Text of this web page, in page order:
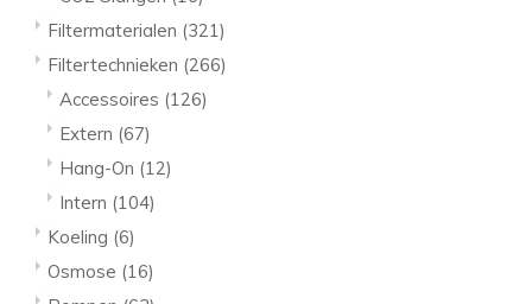
Filtermaterialen (321)
Filtertechnieken (266)
Accessoires (126)
Extern (67)
Hang-On (12)
Intern (104)
Koeling (6)
Osmose (16)